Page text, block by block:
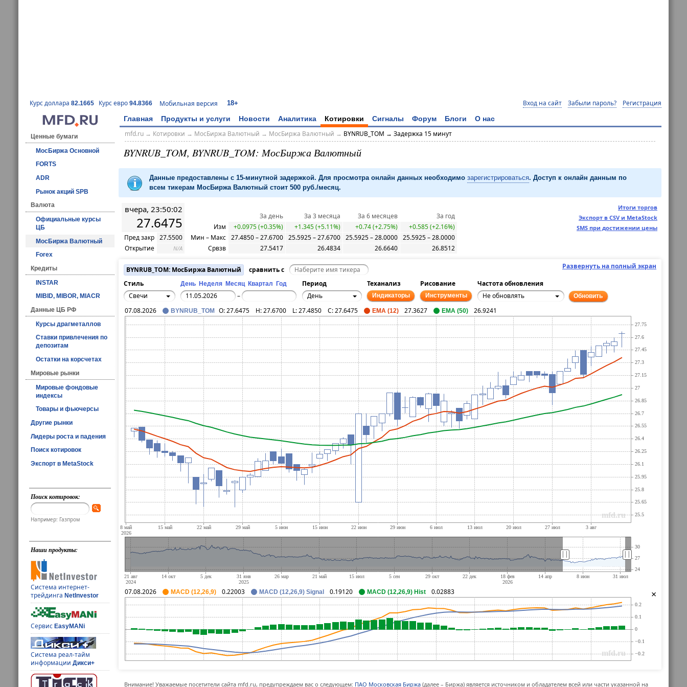
Курс доллара 82.1665 Курс евро 94.8366 Мобильная версия 18+ Вход на сайт Забыли пароль? Регистрация
Главная Продукты и услуги Новости Аналитика Котировки Сигналы Форум Блоги О нас
Ценные бумаги
МосБиржа Основной
FORTS
ADR
Рынок акций SPB
Валюта
Официальные курсы
ЦБ
МосБиржа Валютный
Forex
Кредиты
INSTAR
MIBID, MIBOR, MIACR
Данные ЦБ РФ
Курсы драгметаллов
Ставки привлечения по
депозитам
Остатки на корсчетах
Мировые рынки
Мировые фондовые
индексы
Товары и фьючерсы
Другие рынки
Лидеры роста и падения
Поиск котировок
Экспорт в MetaStock
Поиск котировок:
Например: Газпром
Наши продукты:
Система интернет-
трейдингаNetInvestor
СервисEasyMANi
Система реал-тайм
информацииДикси+
mfd.ru→ Котировки → МосБиржа Валютный → МосБиржа Валютный → BYNRUB_TOM → Задержка 15 минут
BYNRUB_TOM, BYNRUB_TOM: МосБиржа Валютный
Данные предоставлены с 15-минутной задержкой. Для просмотра онлайн данных необходимо зарегистрироваться. Доступ к онлайн данным по
всем тикерам МосБиржа Валютный стоит 500 руб./месяц.
Итоги торгов
Экспорт в CSV и MetaStock
SMS при достижении цены
вчера, 23:50:02
27.6475
Пред закр 27.5500
Открытие
N/A
За день За 3 месяца За 6 месяцев
За год
Изм
+0.0975 (+0.35%) +1.345 (+5.11%) +0.74 (+2.75%)
+0.585 (+2.16%)
Мин – Макс 27.4850 – 27.6700 25.5925 – 27.6700 25.5925 – 28.0000 25.5925 – 28.0000
Срвзв
27.5417 26.4834 26.6640 26.8512
Развернуть на полный экран
BYNRUB_TOM: МосБиржа Валютный
сравнить с
Стиль
День Неделя Месяц Квартал Год Период Теханализ Рисование
Частота обновления
Свечи
– День Индикаторы Инструменты Не обновлять Обновить
|| ||
×
07.08.2026 BYNRUB_TOM O:27.6475 H:27.6700 L:27.4850 C:27.6475 EMA (12) 27.3627 EMA (50) 26.9241
07.08.2026 MACD (12,26,9) 0.22003 MACD (12,26,9) Signal 0.19120 MACD (12,26,9) Hist 0.02883
Внимание! Уважаемые посетители сайта mfd.ru, предупреждаем вас о следующем: ПАО Московская Биржа (далее – Биржа) является источником и обладателем всей или части указанной на